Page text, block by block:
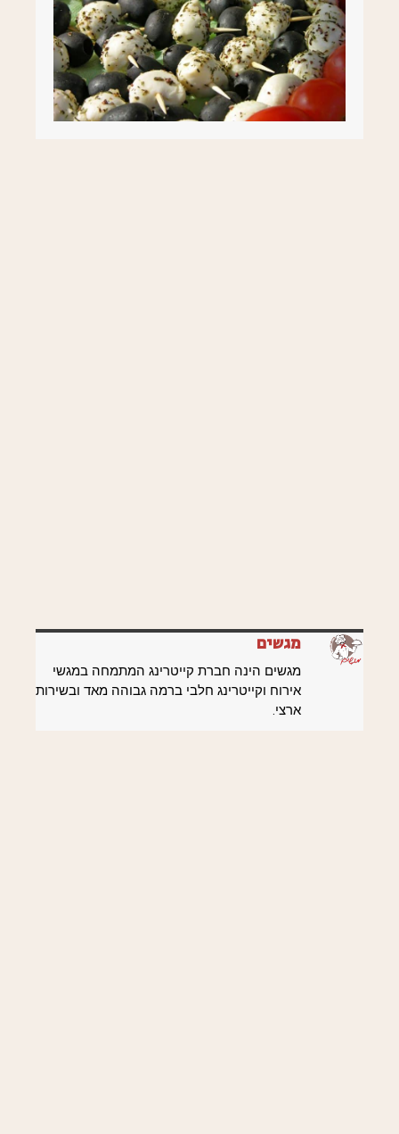
מגשים
מגשים הינה חברת קייטרינג המתמחה במגשי
אירוח וקייטרינג חלבי ברמה גבוהה מאד ובשירות
ארצי.